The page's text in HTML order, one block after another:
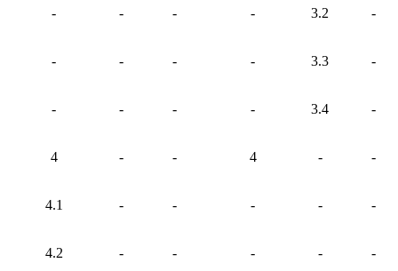
- - - - 3.2 -
- - - - 3.3 -
- - - - 3.4 -
4 - - 4 - -
4.1 - - - - -
4.2 - - - - -